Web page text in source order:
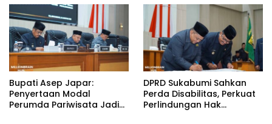
Bupati Asep Japar:
Penyertaan Modal
Perumda Pariwisata Jadi
DPRD Sukabumi Sahkan
Perda Disabilitas, Perkuat
Perlindungan Hak